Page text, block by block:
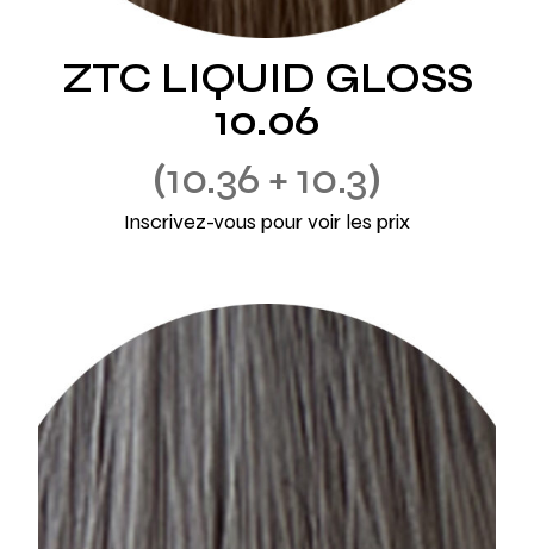
ZTC LIQUID GLOSS
10.06
10.36 + 10.3
Inscrivez-vous pour voir les prix